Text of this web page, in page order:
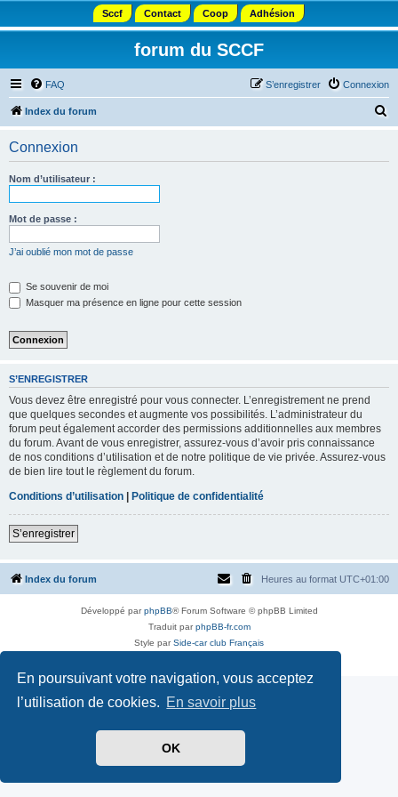
En poursuivant votre navigation, vous acceptez
l’utilisation de cookies. En savoir plus
OK
Sccf Contact Coop Adhésion
forum du SCCF
FAQ Connexion
S’enregistrer
Index du forum
Connexion
Nom d’utilisateur :
Mot de passe :
J’ai oublié mon mot de passe
Se souvenir de moi
Masquer ma présence en ligne pour cette session
S’ENREGISTRER
Vous devez être enregistré pour vous connecter. L’enregistrement ne prend
que quelques secondes et augmente vos possibilités. L’administrateur du
forum peut également accorder des permissions additionnelles aux membres
du forum. Avant de vous enregistrer, assurez-vous d’avoir pris connaissance
de nos conditions d’utilisation et de notre politique de vie privée. Assurez-vous
de bien lire tout le règlement du forum.
Conditions d’utilisation | Politique de confidentialité
S’enregistrer
Index du forum Heures au format UTC+01:00
Développé parphpBB® Forum Software © phpBB Limited
Traduit parphpBB-fr.com
Style parSide-car club Français